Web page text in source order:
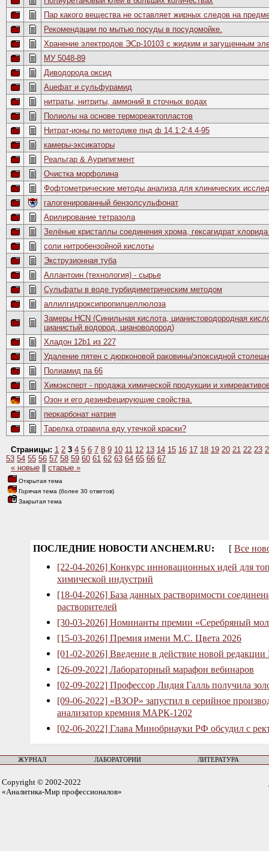
Пар какого вещества не оставляет жирных следов на
Рекомендации по мытью посуды в посудомойке.
Хранение электродов ЭСр-10103 c жидким и загущенным
МУ 5048-89
Диводорода оксид
Ацефат и сульфурамид
нитраты, нитриты, аммоний в сточных водах
Полиолы на основе термореактопластов
Нитрат-ионы по методике пнд ф 14.1:2:4.4-95
камеры-эксикаторы
Реальгар & Аурипигмент
Очистка морфолина
Фофтометрические методы анализа для клинических
галогенированный бензолсульфонат
Арилирование тетразола
Зелёные кристаллы соединения хрома, гексагидрат
соли нитробензойной кислоты
Экструзионная туба
Аллантоин (технология) - сырье
Сульфаты в воде турбидиметрическим методом
аллилгидроксипропилцеллюлоза
Замеры HCN (Синильная кислота, цианистоводородная
цианистый водород, циановодород)
Хладон 12b1 из 227
Удаление пятен с дюрконовой раковины/эпоксидной
Полиамид па 66
Химэксперт - продажа химической продукции и
Озон и его дезинфецирующие свойства.
перкарбонат натрия
Тарелка отравила еду утечкой краски?
Страницы: 1 2 3 4 5 6 7 8 9 10 11 12 13 14 15 16 17 18 19 20 21 22 23
53 54 55 56 57 58 59 60 61 62 63 64 65 66 67
« новые
старые »
Открытая тема
Горячая тема (более 30 ответов)
Закрытая тема
ПОСЛЕДНИЕ НОВОСТИ ANCHEM.RU: [ Все
[22-04-2026] Конкурс инновационных идей для
химической индустрий
[18-04-2026] База данных растворимости
растворителей
[30-03-2026] Номинанты премии «Серебряный
[15-03-2026] Премия имени М.С. Цвета 2026
[01-02-2026] Введение в действие новой
[26-09-2022] Лабораторный марафон вебинаров
[02-09-2022] Профессор Лидия Галль получила
[09-06-2022] «ВЗОР» запустил в серийное
анализатор кремния МАРК-1202
[02-06-2022] Глава Минобрнауки РФ обсудил с
ЖУРНАЛ ЛАБОРАТОРИИ ЛИТЕРАТУРА
Copyright © 2002-2022
«Аналитика-Мир профессионалов»